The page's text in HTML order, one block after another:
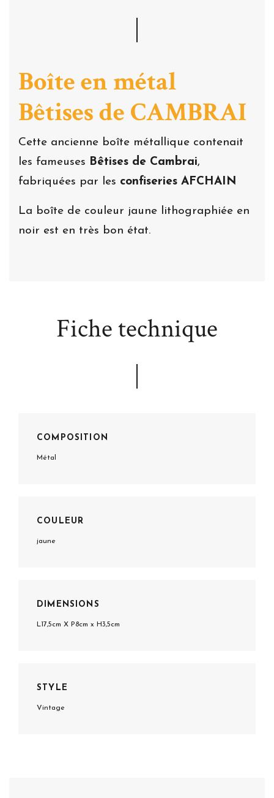
Boîte en métal
Bêtises de CAMBRAI
Cette ancienne boîte métallique contenait
les fameuses Bêtises de Cambrai,
fabriquées par les confiseries AFCHAIN
La boîte de couleur jaune lithographiée en
noir est en très bon état.
Fiche technique
COMPOSITION
Métal
COULEUR
jaune
DIMENSIONS
L17,5cm X P8cm x H3,5cm
STYLE
Vintage